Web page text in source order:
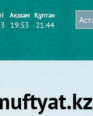
Ақшам
19:53
Құптан
21:44